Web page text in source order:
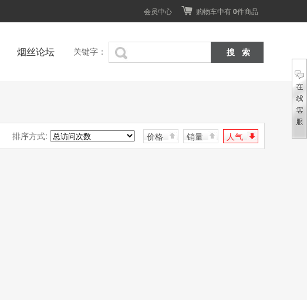
会员中心 购物车中有0件商品
烟丝论坛 关键字：
价格 销量 人气
排序方式: